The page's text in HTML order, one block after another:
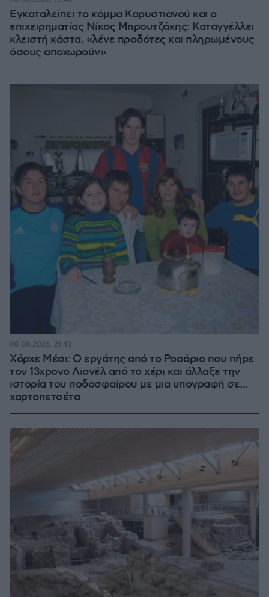
Εγκαταλείπει το κόμμα Καρυστιανού και ο
επιχειρηματίας Νίκος Μπρουτζάκης: Καταγγέλλει
κλειστή κάστα, «λένε προδότες και πληρωμένους
όσους αποχωρούν»
Χόρχε Μέσι: Ο εργάτης από το Ροσάριο που πήρε
τον 13χρονο Λιονέλ από το χέρι και άλλαξε την
ιστορία του ποδοσφαίρου με μια υπογραφή σε...
χαρτοπετσέτα
08.08.2026, 21:43